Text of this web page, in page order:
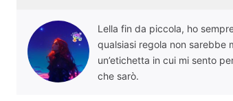
Lella fin da piccola, ho
qualsiasi regola non sarebbe
un’etichetta in cui mi sento
che sarò.